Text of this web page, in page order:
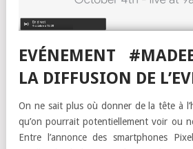
EVÉNEMENT
LA DIFFUSION DE
On ne sait plus où donner de la tête à
qu’on pourrait potentiellement voir ou
Entre l’annonce des smartphones